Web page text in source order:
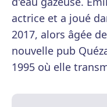
actrice et a joué
2017, alors âgée
nouvelle pub
1995 où elle